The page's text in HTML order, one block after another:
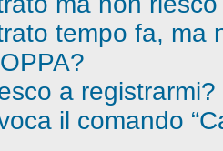
tempo fa, ma
a registrarmi?
il comando